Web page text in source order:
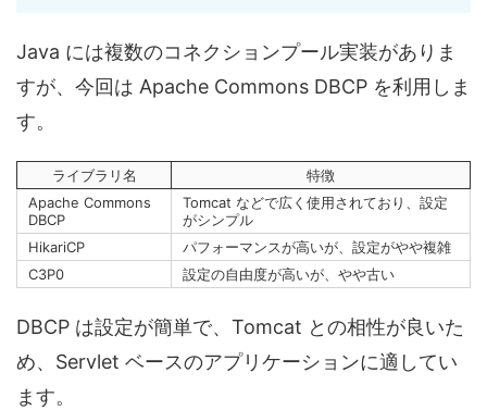
Java には複数のコネクションプール実装がありま
すが、今回は Apache Commons DBCP を利用しま
す。
ライブラリ名
特徴
Apache Commons
DBCP
Tomcat などで広く使用されており、設定
がシンプル
HikariCP
パフォーマンスが高いが、設定がやや複雑
C3P0
設定の自由度が高いが、やや古い
DBCP は設定が簡単で、Tomcat との相性が良いた
め、Servlet ベースのアプリケーションに適してい
ます。